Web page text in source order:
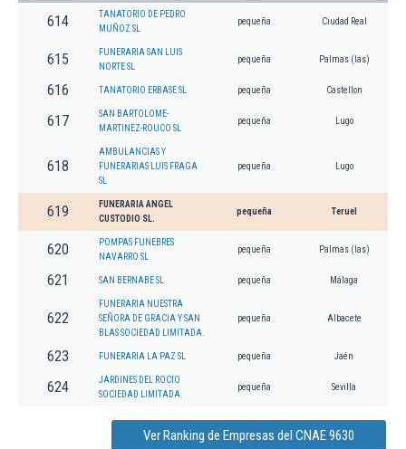
614
TANATORIO DE PEDRO
MUÑOZ SL
pequeña Ciudad Real
615
FUNERARIA SAN LUIS
NORTE SL
pequeña Palmas (las)
616 TANATORIO ERBASE SL pequeña Castellon
617
SAN BARTOLOME-
MARTINEZ-ROUCO SL
pequeña Lugo
618
AMBULANCIAS Y
FUNERARIAS LUIS FRAGA
SL
pequeña Lugo
619
FUNERARIA ANGEL
CUSTODIO SL.
pequeña Teruel
620
POMPAS FUNEBRES
NAVARRO SL
pequeña Palmas (las)
621 SAN BERNABE SL pequeña Málaga
622
FUNERARIA NUESTRA
SEÑORA DE GRACIA Y SAN
BLAS SOCIEDAD LIMITADA.
pequeña Albacete
623 FUNERARIA LA PAZ SL pequeña Jaén
624
JARDINES DEL ROCIO
SOCIEDAD LIMITADA.
pequeña Sevilla
Ver Ranking de Empresas del CNAE 9630